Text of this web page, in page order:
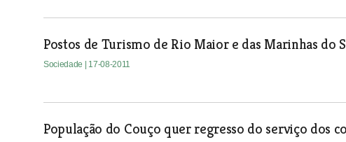
Postos de Turismo de Rio Maior e das Marinhas do
Sociedade | 17-08-2011
População do Couço quer regresso do serviço dos